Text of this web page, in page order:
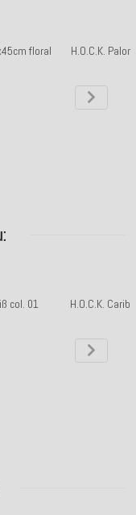
floral
H.O.C.K.
col. 01 H.O.C.K.